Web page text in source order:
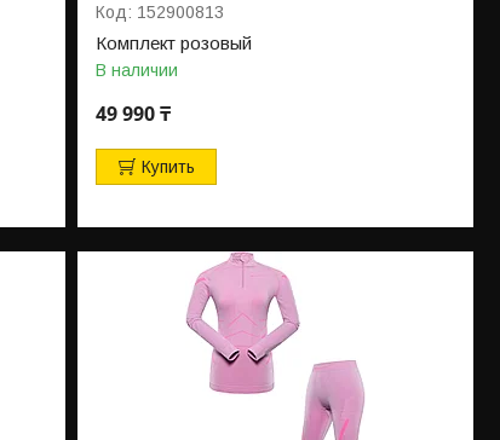
152900813
Комплект розовый
В наличии
49 990 ₸
Купить